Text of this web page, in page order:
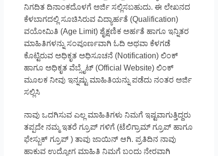
ನಿಗದಿತ ದಿನಾಂಕದೊಳಗೆ ಅರ್ಜಿ ಸಲ್ಲಿಸಬಹುದು. ಈ ಲೇಖನದ
ಕೆಳಬಾಗದಲ್ಲಿ ಸೂಚಿಸಿರುವ ವಿದ್ಯಾರ್ಹತೆ (Qualification)
ವಯೋಮಿತಿ (Age Limit) ಶೈಕ್ಷಣಿಕ ಅರ್ಹತೆ ಹಾಗೂ ಇನ್ನಿತರ
ಮಾಹಿತಿಗಳನ್ನು ಸಂಪೂರ್ಣವಾಗಿ ಓದಿ ಅಥವಾ ಕೆಳಗಡೆ
ಕೊಟ್ಟಿರುವ ಅಧಿಕೃತ ಅಧಿಸೂಚನೆ (Notification) ಲಿಂಕ್
ಹಾಗೂ ಅಧಿಕೃತ ವೆಬ್ಸೈಟ್ (Official Website) ಲಿಂಕ್
ಮೂಲಕ ನೀವು ಇನ್ನಷ್ಟು ಮಾಹಿತಿಯನ್ನು ಪಡೆದು ನಂತರ ಅರ್ಜಿ
ಸಲ್ಲಿಸಿ
ನಾವು ಒದಗಿಸುವ ಎಲ್ಲ ಮಾಹಿತಿಗಳು ನಿಮಗೆ ಇಷ್ಟವಾಗುತ್ತಿದ್ದರು
ತಪ್ಪದೇ ನಮ್ಮ ಇತರೆ ಗ್ರೂಪ್ ಗಳಿಗೆ (ಟೆಲಿಗ್ರಾಮ್ ಗ್ರೂಪ್ ಹಾಗೂ
ಫೇಸ್ಬುಕ್ ಗ್ರೂಪ್ ) ತಾವು ಜಾಯಿನ್ ಆಗಿ. ಪ್ರತಿದಿನ ನಾವು
ಹಾಕುವ ಉದ್ಯೋಗ ಮಾಹಿತಿ ನಿಮಗೆ ಬಂದು ನೇರವಾಗಿ